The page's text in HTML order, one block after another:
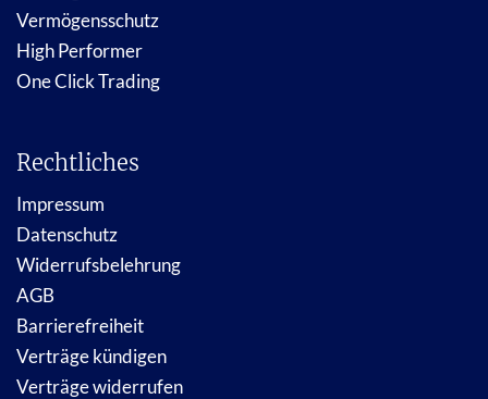
Vermögensschutz
High Performer
One Click Trading
Rechtliches
Impressum
Datenschutz
Widerrufsbelehrung
AGB
Barrierefreiheit
Verträge kündigen
Verträge widerrufen